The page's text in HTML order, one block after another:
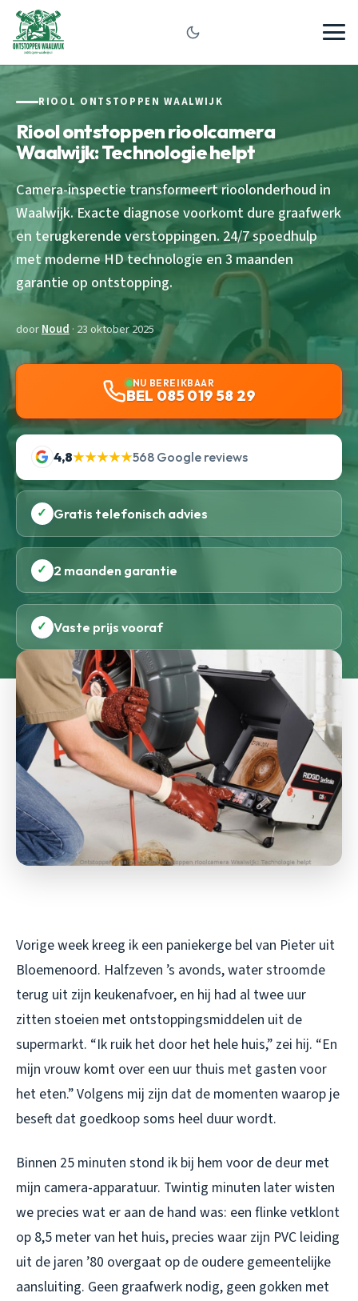
RIOOL ONTSTOPPEN WAALWIJK
Riool ontstoppen rioolcamera
Waalwijk: Technologie helpt
Camera-inspectie transformeert rioolonderhoud in
Waalwijk. Exacte diagnose voorkomt dure graafwerk
en terugkerende verstoppingen. 24/7 spoedhulp
met moderne HD technologie en 3 maanden
garantie op ontstopping.
doorNoud · 23 oktober 2025
NU BEREIKBAAR
BEL 085 019 58 29
4,8★★★★★568 Google reviews
✓ Gratis telefonisch advies
✓ 2 maanden garantie
✓ Vaste prijs vooraf
Vorige week kreeg ik een paniekerge bel van Pieter uit
Bloemenoord. Halfzeven ’s avonds, water stroomde
terug uit zijn keukenafvoer, en hij had al twee uur
zitten stoeien met ontstoppingsmiddelen uit de
supermarkt. “Ik ruik het door het hele huis,” zei hij. “En
mijn vrouw komt over een uur thuis met gasten voor
het eten.” Volgens mij zijn dat de momenten waarop je
beseft dat goedkoop soms heel duur wordt.
Binnen 25 minuten stond ik bij hem voor de deur met
mijn camera-apparatuur. Twintig minuten later wisten
we precies wat er aan de hand was: een flinke vetklont
op 8,5 meter van het huis, precies waar zijn PVC leiding
uit de jaren ’80 overgaat op de oudere gemeentelijke
aansluiting. Geen graafwerk nodig, geen gokken met